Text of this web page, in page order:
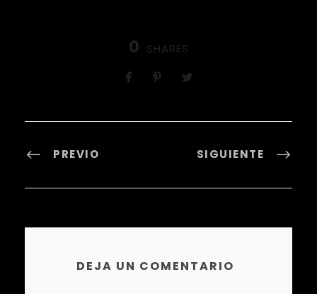
0 SHARES
PREVIO SIGUIENTE
DEJA UN COMENTARIO